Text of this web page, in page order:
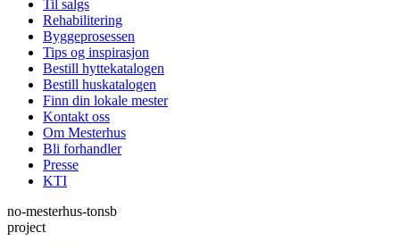
Til salgs
Rehabilitering
Byggeprosessen
Tips og inspirasjon
Bestill hyttekatalogen
Bestill huskatalogen
Finn din lokale mester
Kontakt oss
Om Mesterhus
Bli forhandler
Presse
KTI
no-mesterhus-tonsb
project